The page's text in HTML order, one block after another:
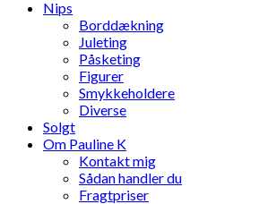
Nips
Borddækning
Juleting
Påsketing
Figurer
Smykkeholdere
Diverse
Solgt
Om Pauline K
Kontakt mig
Sådan handler du
Fragtpriser